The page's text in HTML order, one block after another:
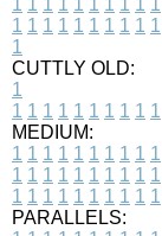
1 1 1 1 1 1 1 1 1 1
1
CUTTLY OLD:
1
1 1 1 1 1 1 1 1 1 1
MEDIUM:
1 1 1 1 1 1 1 1 1 1
1 1 1 1 1 1 1 1 1 1
1 1 1 1 1 1 1 1 1 1
PARALLELS: